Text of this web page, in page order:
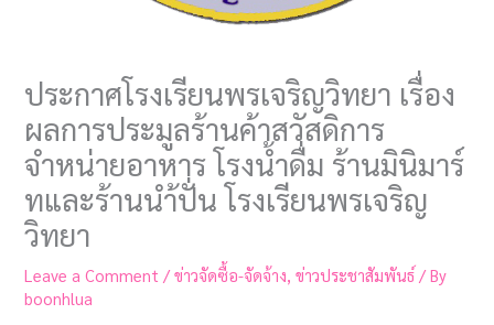
ประกาศโรงเรียนพรเจริญวิทยา เรื่อง
ผลการประมูลร้านค้าสวัสดิการ
จำหน่ายอาหาร โรงน้ำดื่ม ร้านมินิมาร์
ทและร้านนำ้ปั่น โรงเรียนพรเจริญ
วิทยา
Leave a Comment /ข่าวจัดซื้อ-จัดจ้าง ,ข่าวประชาสัมพันธ์ / By
boonhlua